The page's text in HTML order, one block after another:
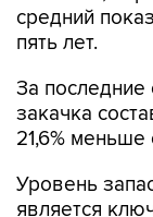
За последние
21,6% меньше
Уровень
мирового